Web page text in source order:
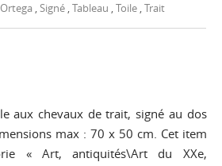
Ortega ,Signé ,Tableau ,Toile ,Trait
aux chevaux de trait, signé au dos
max : 70 x 50 cm. Cet item
« Art, antiquités\Art du XXe,